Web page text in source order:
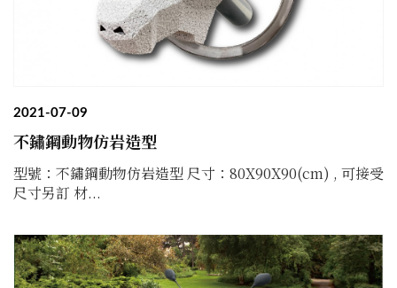
2021-07-09
不鏽鋼動物仿岩造型
型號：不鏽鋼動物仿岩造型 尺寸：80X90X90(cm) , 可接受
尺寸另訂 材...